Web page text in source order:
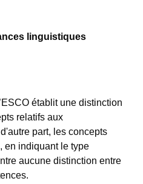
linguistiques
établit une distinction
relatifs aux
part, les concepts
en indiquant le type
aucune distinction entre